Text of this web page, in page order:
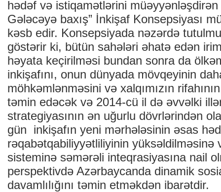
hədəf və istiqamətlərini
Gələcəyə baxış” İnkişaf Konsepsiyası
kəsb edir. Konsepsiyada nəzərdə
göstərir ki, bütün sahələri əhatə edən
həyata keçirilməsi bundan sonra da
inkişafını, onun dünyada mövqeyinin
möhkəmlənməsini və xalqımızın
təmin edəcək və 2014-cü il də əvvəlki
strategiyasının ən uğurlu dövrlərindən
gün inkişafın yeni mərhələsinin əsas
rəqabətqabiliyyətliliyinin yüksəldilməsinə
sisteminə səmərəli inteqrasiyasına nail
perspektivdə Azərbaycanda dinamik
davamlılığını təmin etməkdən ibarətdir.